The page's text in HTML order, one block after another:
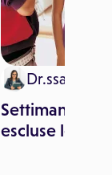
Dr.ssa Silvia
Settimana
escluse le